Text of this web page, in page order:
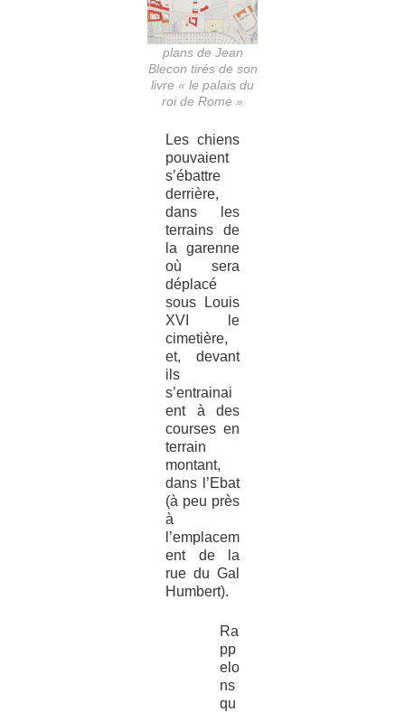
plans de Jean
Blecon tirés de son
livre « le palais du
roi de Rome »
Les chiens
pouvaient
s’ébattre
derrière,
dans les
terrains de
la garenne
où sera
déplacé
sous Louis
XVI le
cimetière,
et, devant
ils
s’entrainai
ent à des
courses en
terrain
montant,
dans l’Ebat
(à peu près
à
l’emplacem
ent de la
rue du Gal
Humbert).
Ra
pp
elo
ns
qu